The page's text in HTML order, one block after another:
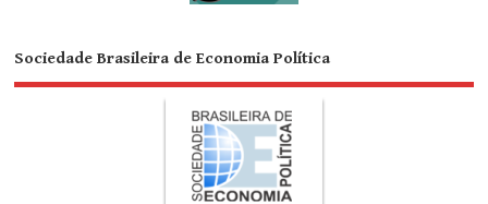
Sociedade Brasileira de Economia Política